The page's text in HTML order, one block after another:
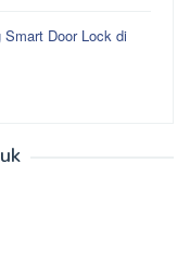
Smart Door Lock di